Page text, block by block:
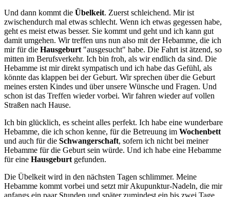
Und dann kommt die Übelkeit. Zuerst schleichend. Mir ist
zwischendurch mal etwas schlecht. Wenn ich etwas gegessen habe,
geht es meist etwas besser. Sie kommt und geht und ich kann gut
damit umgehen. Wir treffen uns nun also mit der Hebamme, die ich
mir für die Hausgeburt "ausgesucht" habe. Die Fahrt ist ätzend, so
mitten im Berufsverkehr. Ich bin froh, als wir endlich da sind. Die
Hebamme ist mir direkt sympatisch und ich habe das Gefühl, als
könnte das klappen bei der Geburt. Wir sprechen über die Geburt
meines ersten Kindes und über unsere Wünsche und Fragen. Und
schon ist das Treffen wieder vorbei. Wir fahren wieder auf vollen
Straßen nach Hause.
Ich bin glücklich, es scheint alles perfekt. Ich habe eine wunderbare
Hebamme, die ich schon kenne, für die Betreuung im Wochenbett
und auch für die Schwangerschaft, sofern ich nicht bei meiner
Hebamme für die Geburt sein würde. Und ich habe eine Hebamme
für eine Hausgeburt gefunden.
Die Übelkeit wird in den nächsten Tagen schlimmer. Meine
Hebamme kommt vorbei und setzt mir Akupunktur-Nadeln, die mir
anfangs ein paar Stunden und später zumindest ein bis zwei Tage